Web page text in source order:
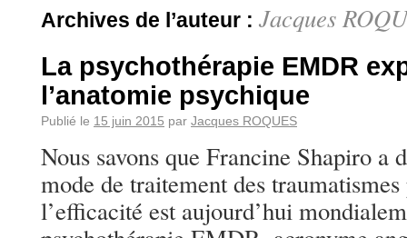
Archives de l’auteur : Jacques
La psychothérapie EMDR
l’anatomie psychique
Publié le 15 juin 2015 par Jacques ROQUES
Nous savons que Francine Shapiro a
mode de traitement des
l’efficacité est aujourd’hui